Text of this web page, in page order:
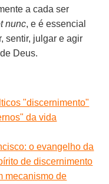
a cada ser
nunc, e é essencial
sentir, julgar e agir
Deus.
"discernimento"
da vida
o evangelho da
de discernimento
mecanismo de